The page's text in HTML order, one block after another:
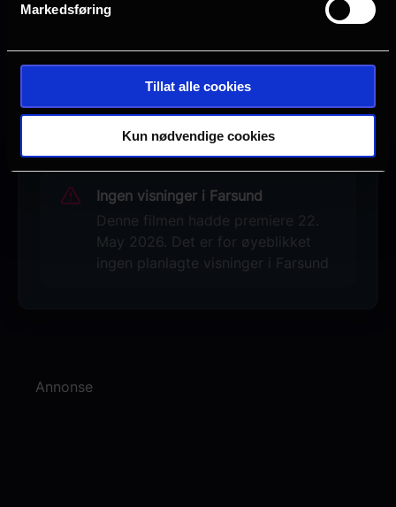
Markedsføring
Tillat alle cookies
Kun nødvendige cookies
Se galleri
Ingen visninger i Farsund
Denne filmen hadde premiere 22.
May 2026. Det er for øyeblikket
ingen planlagte visninger i Farsund
Annonse